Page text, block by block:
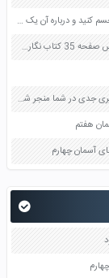
یکی از صدا های آبشار به هم خوردن برگ ها زنبور را در ذهنتان مجسم کنید و درباره آن یک بند بنویسید صفحه 11 نگارش پنجم
یکی از دو موضوع را به دلخواه انتخاب کن و یک بند درباره آن بنویس صفحه 35 کتاب نگارش فارسی سوم
یکی از موثرترین پیام هایی را که دریافت کرده اید و به اقناع و تغییری جدی در شما منجر شده است برسی کنید و علت این تاثیر گذاری قابل توجه را بنویسید صفحه 52 تفکر و سواد رسانه ای دهم